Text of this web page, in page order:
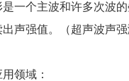
一个主波和许多次波
声强值。（超声波声
领域：